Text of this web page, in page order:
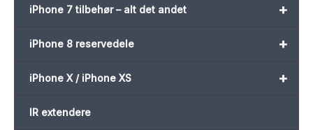
+
iPhone 7 tilbehør – alt det andet
+
iPhone 8 reservedele
+
iPhone X / iPhone XS
IR extendere